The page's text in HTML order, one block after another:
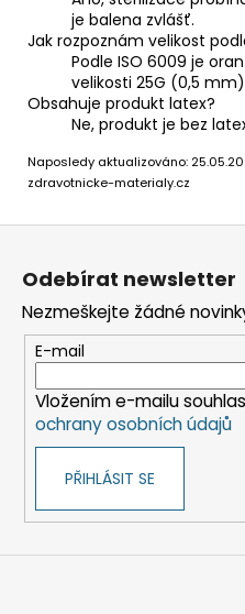
je balena zvlášť.
Jak rozpoznám velikost
Podle ISO 6009 je
velikosti 25G (0,5
Obsahuje produkt latex?
Ne, produkt je bez
Naposledy aktualizováno:
zdravotnicke-materialy.cz
Z
Odebírat newsletter
Nezmeškejte žádné
E-mail
Vložením e-mailu
ochrany osobních údajů
PŘIHLÁSIT SE